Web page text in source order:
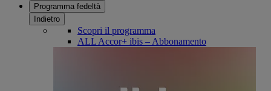
Programma fedeltà
Indietro
Scopri il programma
ALL Accor+ ibis – Abbonamento